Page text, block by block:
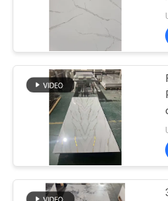
Panneaux
stratifiés